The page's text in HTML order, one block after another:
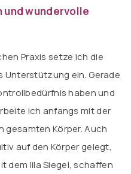
und wundervolle
Praxis setze ich die
Unterstützung ein. Gerade
haben und
ich anfangs mit der
gesamten Körper. Auch
auf den Körper gelegt,
dem lila Siegel, schaffen